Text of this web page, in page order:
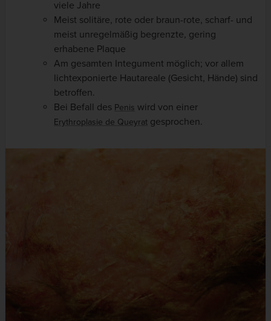
viele Jahre
Meist solitäre, rote oder braun-rote, scharf- und
meist unregelmäßig begrenzte, gering
erhabene Plaque
Am gesamten Integument möglich; vor allem
lichtexponierte Hautareale (Gesicht, Hände) sind
betroffen.
Bei Befall des Penis wird von einer
Erythroplasie de Queyrat gesprochen.